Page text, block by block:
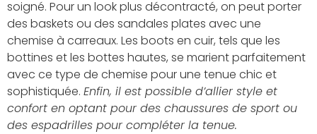
soigné. Pour un look plus décontracté, on peut porter
des baskets ou des sandales plates avec une
chemise à carreaux. Les boots en cuir, tels que les
bottines et les bottes hautes, se marient parfaitement
avec ce type de chemise pour une tenue chic et
sophistiquée. Enfin, il est possible d’allier style et
confort en optant pour des chaussures de sport ou
des espadrilles pour compléter la tenue.